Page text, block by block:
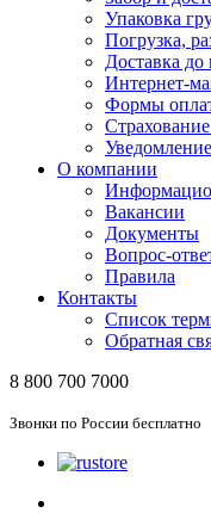
Упаковка
Погрузка,
Доставка до
Интернет-
Формы
Страхование
О компании
Вакансии
Документы
Вопрос-
Правила
Контакты
Список
Обратная
8 800 700 7000
Звонки по России бесплатно